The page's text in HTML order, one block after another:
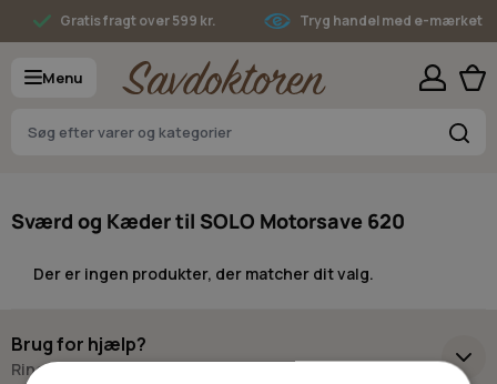
Skip to ContentGratis fragt over 599 kr. Tryg handel med e-mærket
Menu
Sværd og Kæder til SOLO Motorsave 620
Der er ingen produkter, der matcher dit valg.
Brug for hjælp?
Ring eller skriv til Savdoktoren